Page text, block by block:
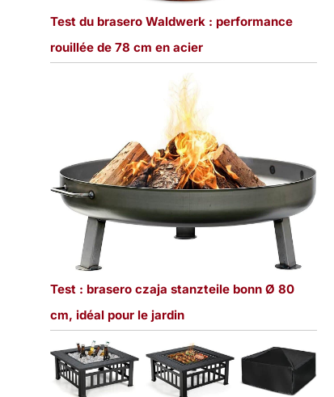
Test du brasero Waldwerk : performance
rouillée de 78 cm en acier
Test : brasero czaja stanzteile bonn Ø 80
cm, idéal pour le jardin